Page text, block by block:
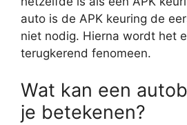
auto is de APK keuring de
niet nodig. Hierna wordt het
terugkerend fenomeen.
Wat kan een
je betekenen?